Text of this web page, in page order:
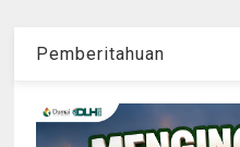
Pemberitahuan